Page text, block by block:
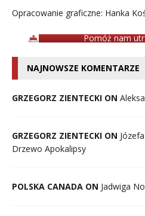
Opracowanie graficzne: Hanka
Pomóż nam
NAJNOWSZE KOMENTARZE
GRZEGORZ ZIENTECKI ON
GRZEGORZ ZIENTECKI ON
Drzewo Apokalipsy
POLSKA CANADA ON Jadwiga